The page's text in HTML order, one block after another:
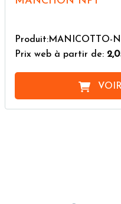
Produit:MANICOTTO-
Prix web à partir de: